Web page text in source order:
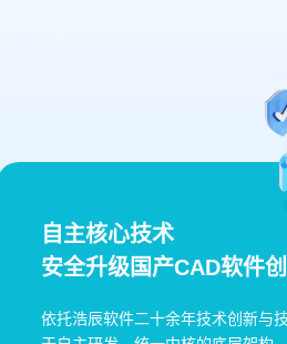
自主核心技术
安全升级国产CAD软件
依托浩辰软件二十余年技术创新与